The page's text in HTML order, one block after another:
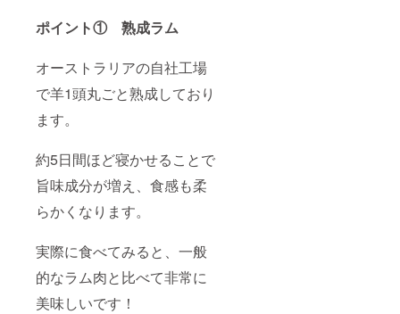
ポイント① 熟成ラム
オーストラリアの自社工場
で羊1頭丸ごと熟成しており
ます。
約5日間ほど寝かせることで
旨味成分が増え、食感も柔
らかくなります。
実際に食べてみると、一般
的なラム肉と比べて非常に
美味しいです！